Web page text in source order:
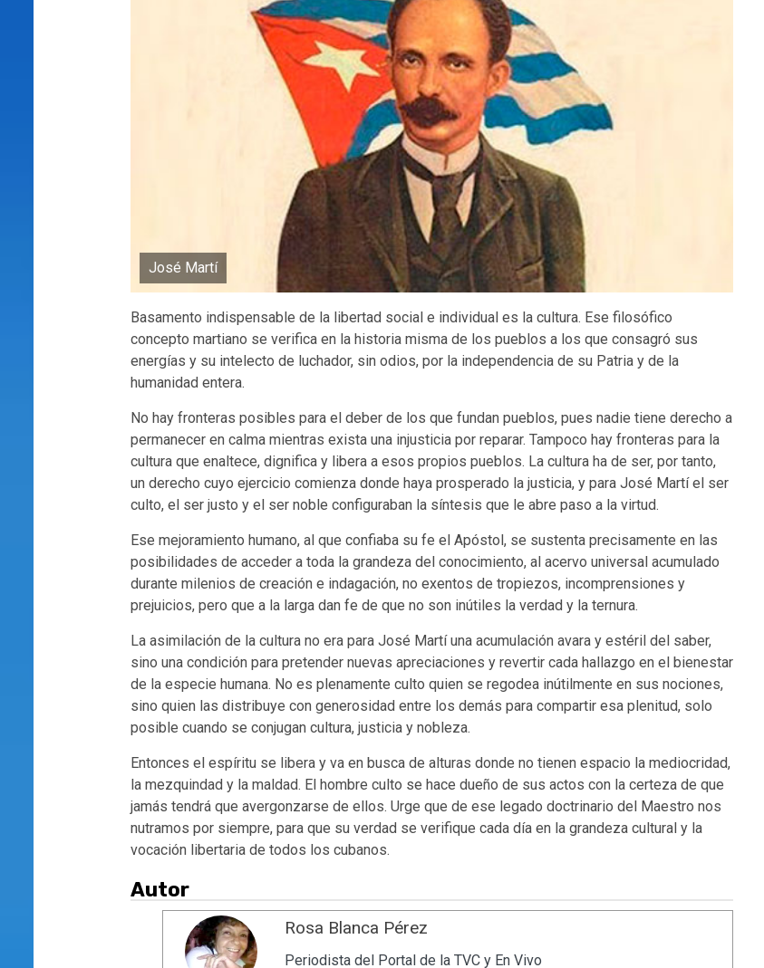
José Martí
Basamento indispensable de la libertad social e individual es la cultura. Ese filosófico
concepto martiano se verifica en la historia misma de los pueblos a los que consagró sus
energías y su intelecto de luchador, sin odios, por la independencia de su Patria y de la
humanidad entera.
No hay fronteras posibles para el deber de los que fundan pueblos, pues nadie tiene derecho a
permanecer en calma mientras exista una injusticia por reparar. Tampoco hay fronteras para la
cultura que enaltece, dignifica y libera a esos propios pueblos. La cultura ha de ser, por tanto,
un derecho cuyo ejercicio comienza donde haya prosperado la justicia, y para José Martí el ser
culto, el ser justo y el ser noble configuraban la síntesis que le abre paso a la virtud.
Ese mejoramiento humano, al que confiaba su fe el Apóstol, se sustenta precisamente en las
posibilidades de acceder a toda la grandeza del conocimiento, al acervo universal acumulado
durante milenios de creación e indagación, no exentos de tropiezos, incomprensiones y
prejuicios, pero que a la larga dan fe de que no son inútiles la verdad y la ternura.
La asimilación de la cultura no era para José Martí una acumulación avara y estéril del saber,
sino una condición para pretender nuevas apreciaciones y revertir cada hallazgo en el bienestar
de la especie humana. No es plenamente culto quien se regodea inútilmente en sus nociones,
sino quien las distribuye con generosidad entre los demás para compartir esa plenitud, solo
posible cuando se conjugan cultura, justicia y nobleza.
Entonces el espíritu se libera y va en busca de alturas donde no tienen espacio la mediocridad,
la mezquindad y la maldad. El hombre culto se hace dueño de sus actos con la certeza de que
jamás tendrá que avergonzarse de ellos. Urge que de ese legado doctrinario del Maestro nos
nutramos por siempre, para que su verdad se verifique cada día en la grandeza cultural y la
vocación libertaria de todos los cubanos.
Autor
Rosa Blanca Pérez
Periodista del Portal de la TVC y En Vivo